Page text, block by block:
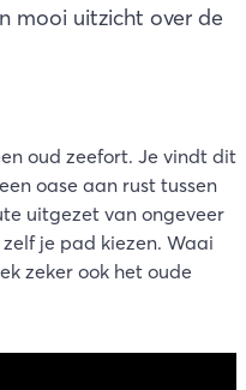
mooi uitzicht over de
oud zeefort. Je vindt dit
oase aan rust tussen
uitgezet van ongeveer
je pad kiezen. Waai
zeker ook het oude